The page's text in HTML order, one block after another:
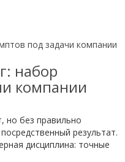
набор
компании
без правильно
результат.
дисциплина: точные